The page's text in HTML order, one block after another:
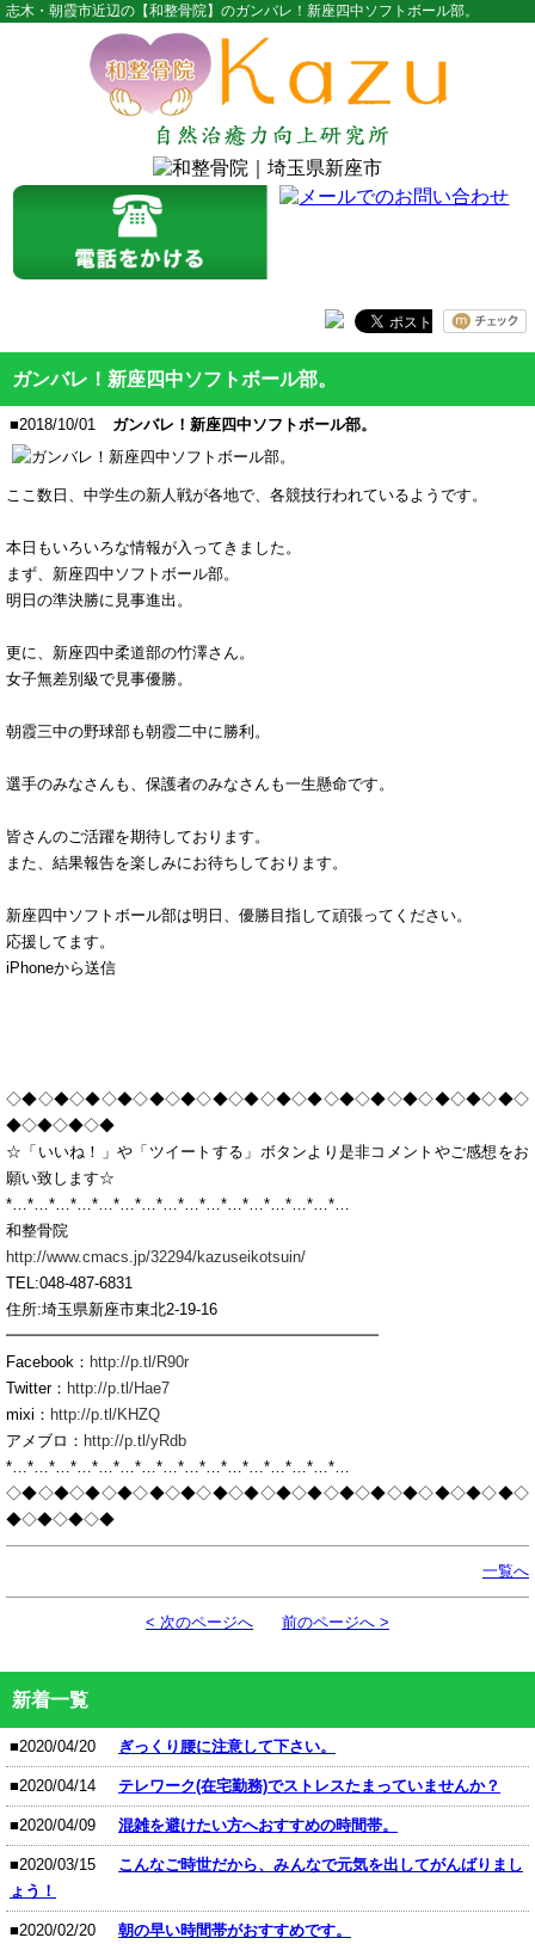
志木・朝霞市近辺の【和整骨院】のガンバレ！新座四中ソフトボール部。
ガンバレ！新座四中ソフトボール部。
■2018/10/01 ガンバレ！新座四中ソフトボール部。
ここ数日、中学生の新人戦が各地で、各競技行われているようです。
本日もいろいろな情報が入ってきました。
まず、新座四中ソフトボール部。
明日の準決勝に見事進出。
更に、新座四中柔道部の竹澤さん。
女子無差別級で見事優勝。
朝霞三中の野球部も朝霞二中に勝利。
選手のみなさんも、保護者のみなさんも一生懸命です。
皆さんのご活躍を期待しております。
また、結果報告を楽しみにお待ちしております。
新座四中ソフトボール部は明日、優勝目指して頑張ってください。
応援してます。
iPhoneから送信
◇◆◇◆◇◆◇◆◇◆◇◆◇◆◇◆◇◆◇◆◇◆◇◆◇◆◇◆◇◆◇◆◇
◆◇◆◇◆◇◆
☆「いいね！」や「ツイートする」ボタンより是非コメントやご感想をお
願い致します☆
*…*…*…*…*…*…*…*…*…*…*…*…*…*…*…*…
和整骨院
http://www.cmacs.jp/32294/kazuseikotsuin/
TEL:048-487-6831
住所:埼玉県新座市東北2-19-16
━━━━━━━━━━━━━━━━━━━━━━━━
Facebook： http://p.tl/R90r
Twitter： http://p.tl/Hae7
mixi： http://p.tl/KHZQ
アメブロ： http://p.tl/yRdb
*…*…*…*…*…*…*…*…*…*…*…*…*…*…*…*…
◇◆◇◆◇◆◇◆◇◆◇◆◇◆◇◆◇◆◇◆◇◆◇◆◇◆◇◆◇◆◇◆◇
◆◇◆◇◆◇◆
一覧へ
< 次のページへ 前のページへ >
新着一覧
■2020/04/20 ぎっくり腰に注意して下さい。
■2020/04/14 テレワーク(在宅勤務)でストレスたまっていませんか？
■2020/04/09 混雑を避けたい方へおすすめの時間帯。
■2020/03/15
こんなご時世だから、みんなで元気を出してがんばりまし
ょう！
■2020/02/20 朝の早い時間帯がおすすめです。